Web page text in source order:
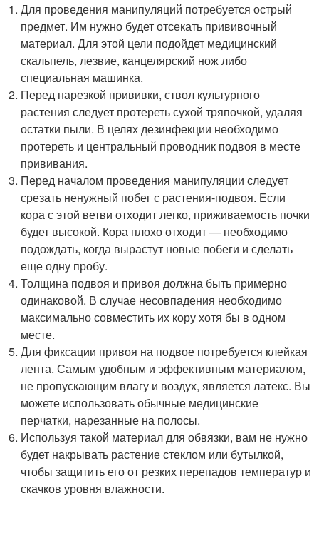
Для проведения манипуляций потребуется острый
предмет. Им нужно будет отсекать прививочный
материал. Для этой цели подойдет медицинский
скальпель, лезвие, канцелярский нож либо
специальная машинка.
Перед нарезкой прививки, ствол культурного
растения следует протереть сухой тряпочкой, удаляя
остатки пыли. В целях дезинфекции необходимо
протереть и центральный проводник подвоя в месте
прививания.
Перед началом проведения манипуляции следует
срезать ненужный побег с растения-подвоя. Если
кора с этой ветви отходит легко, приживаемость почки
будет высокой. Кора плохо отходит — необходимо
подождать, когда вырастут новые побеги и сделать
еще одну пробу.
Толщина подвоя и привоя должна быть примерно
одинаковой. В случае несовпадения необходимо
максимально совместить их кору хотя бы в одном
месте.
Для фиксации привоя на подвое потребуется клейкая
лента. Самым удобным и эффективным материалом,
не пропускающим влагу и воздух, является латекс. Вы
можете использовать обычные медицинские
перчатки, нарезанные на полосы.
Используя такой материал для обвязки, вам не нужно
будет накрывать растение стеклом или бутылкой,
чтобы защитить его от резких перепадов температур и
скачков уровня влажности.